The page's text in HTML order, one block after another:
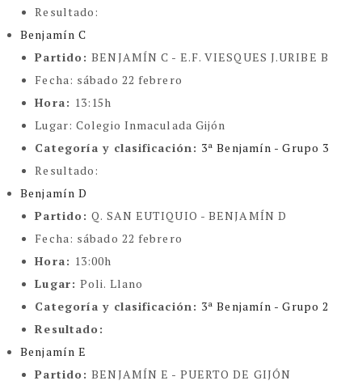
Resultado:
Benjamín C
Partido:BENJAMÍN C - E.F. VIESQUES J.URIBE B
Fecha: sábado 22 febrero
Hora: 13:15h
Lugar:Colegio Inmaculada Gijón
Categoría y clasificación : 3ª Benjamín - Grupo 3
Resultado:
Benjamín D
Partido:Q. SAN EUTIQUIO - BENJAMÍN D
Fecha: sábado 22 febrero
Hora: 13:00h
Lugar:Poli. Llano
Categoría y clasificación : 3ª Benjamín - Grupo 2
Resultado:
Benjamín E
Partido:BENJAMÍN E - PUERTO DE GIJÓN